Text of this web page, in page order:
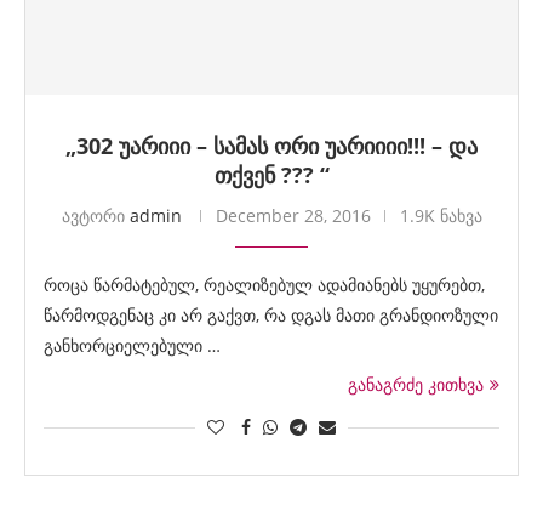
„302 უარიიი – სამას ორი უარიიიი!!! – და
თქვენ ??? “
ავტორი admin December 28, 2016 1.9K ნახვა
როცა წარმატებულ, რეალიზებულ ადამიანებს უყურებთ,
წარმოდგენაც კი არ გაქვთ, რა დგას მათი გრანდიოზული
განხორციელებული …
განაგრძე კითხვა